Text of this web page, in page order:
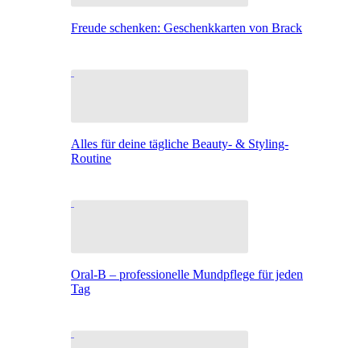
Freude schenken: Geschenkkarten von Brack
Alles für deine tägliche Beauty- & Styling-
Routine
Oral-B – professionelle Mundpflege für jeden
Tag